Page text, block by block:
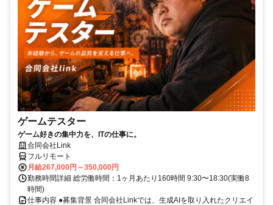
ゲームテスター
ゲーム好きの集中力を、ITの仕事に。
合同会社Link
フルリモート
月給267,000円～350,000円
勤務時間詳細 総労働時間：1ヶ月あたり160時間 9:30〜18:30(実働8
時間)
仕事内容 ●募集背景 合同会社Linkでは、生成AIを取り入れたクリエイ